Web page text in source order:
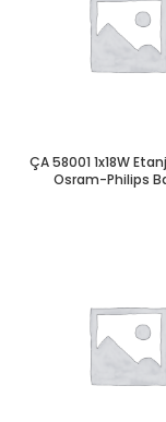
ÇA 58001 1x18W
Osram-Philips